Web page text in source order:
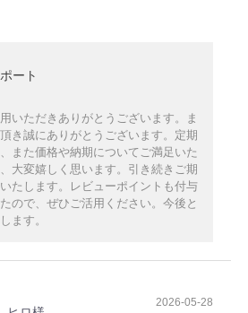
ート
いただきありがとうございます。ま
き誠にありがとうございます。定期
また価格や納期についてご満足いた
大変嬉しく思います。引き続きご期
たします。レビューポイントも付与
ので、ぜひご活用ください。今後と
ます。
2026-05-28